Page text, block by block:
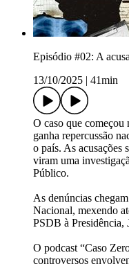
Episódio #02: A
13/10/2025
41min
O caso que começou
ganha repercussão
o país. As acusações
viram uma
Público.
As denúncias
Nacional, mexendo
PSDB à Presidência,
O podcast “Caso
controversos